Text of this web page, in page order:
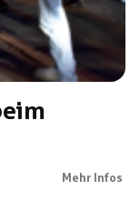
Mehr Infos